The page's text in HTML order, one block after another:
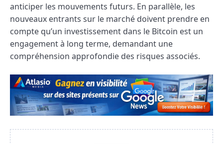
anticiper les mouvements futurs. En parallèle, les
nouveaux entrants sur le marché doivent prendre en
compte qu’un investissement dans le Bitcoin est un
engagement à long terme, demandant une
compréhension approfondie des risques associés.